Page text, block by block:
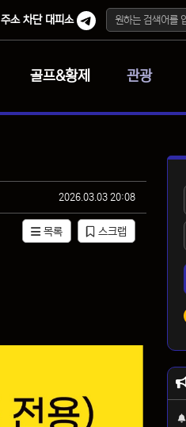
주소 차단 대피소
골프&황제 관광
작성일
2026.03.03 20:08
목록 스크랩